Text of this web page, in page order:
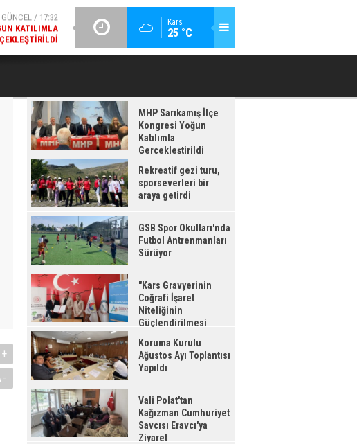
Kars
25 °C
GÜNCEL / 17:08
GETIRDI
GSB SPOR OKULLARI'NDA FUTBOL ANTRENMANLARI SÜRÜYOR
MHP Sarıkamış İlçe
Kongresi Yoğun
Katılımla
Gerçekleştirildi
Rekreatif gezi turu,
sporseverleri bir
araya getirdi
GSB Spor Okulları'nda
Futbol Antrenmanları
Sürüyor
"Kars Gravyerinin
Coğrafi İşaret
Niteliğinin
Güçlendirilmesi
Projesi"
Koruma Kurulu
Ağustos Ayı Toplantısı
Yapıldı
Vali Polat'tan
Kağızman Cumhuriyet
Savcısı Eravcı'ya
Ziyaret